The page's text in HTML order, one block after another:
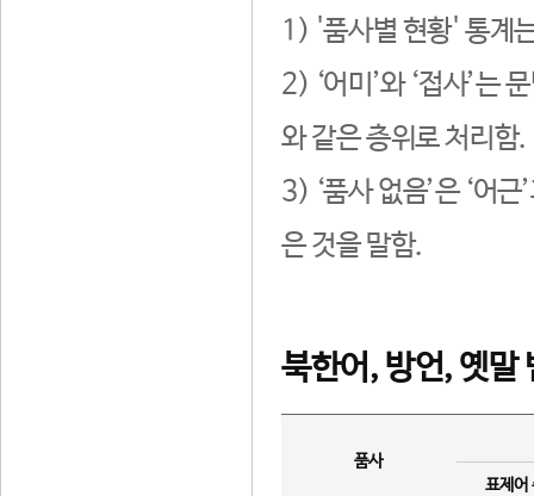
1) '품사별 현황' 통계
2) ‘어미’와 ‘접사’는
와 같은 층위로 처리함.
3) ‘품사 없음’은 ‘어
은 것을 말함.
북한어, 방언, 옛말
품사
표제어